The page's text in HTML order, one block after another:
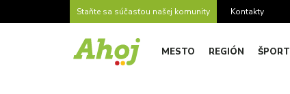
Staňte sa súčasťou našej komunity Kontakty
MESTO REGIÓN ŠPORT